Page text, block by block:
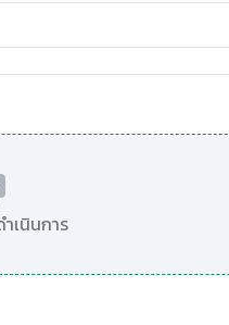
เนินการ